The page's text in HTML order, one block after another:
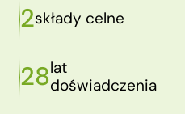
2składy celne
28lat
doświadczenia